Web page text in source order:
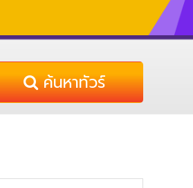
ค้นหาทัวร์